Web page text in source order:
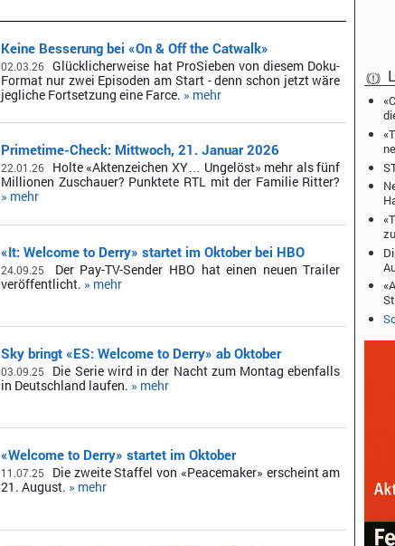
Keine Besserung bei «On & Off the Catwalk»
02.03.26 Glücklicherweise hat ProSieben von diesem Doku-
Format nur zwei Episoden am Start - denn schon jetzt wäre
jegliche Fortsetzung eine Farce. » mehr
Primetime-Check: Mittwoch, 21. Januar 2026
22.01.26
Holte «Aktenzeichen XY… Ungelöst» mehr als fünf
Millionen Zuschauer? Punktete RTL mit der Familie Ritter?
» mehr
«It: Welcome to Derry» startet im Oktober bei HBO
24.09.25
Der Pay-TV-Sender HBO hat einen neuen Trailer
veröffentlicht. » mehr
Sky bringt «ES: Welcome to Derry» ab Oktober
03.09.25
Die Serie wird in der Nacht zum Montag ebenfalls
in Deutschland laufen. » mehr
«Welcome to Derry» startet im Oktober
11.07.25
Die zweite Staffel von «Peacemaker» erscheint am
21. August. » mehr